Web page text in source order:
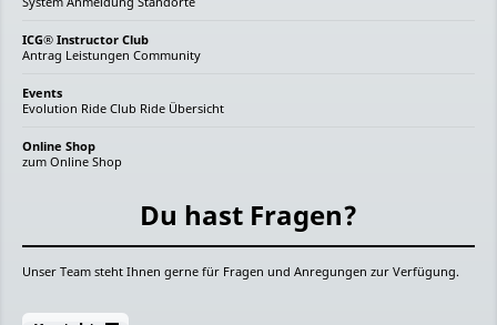
ICG® Instructor Club
Antrag Leistungen Community
Events
Evolution Ride Club Ride Übersicht
Online Shop
zum Online Shop
Du hast Fragen?
Unser Team steht Ihnen gerne für Fragen und Anregungen zur Verfügung.